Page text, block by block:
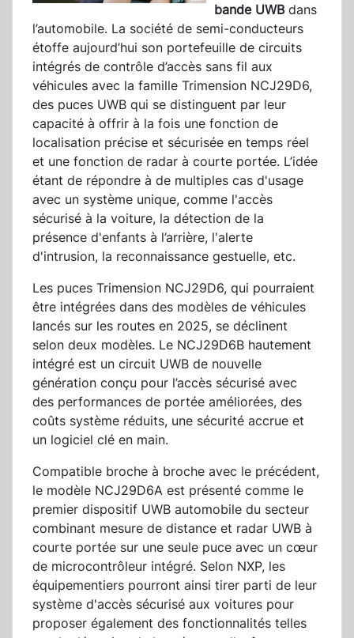
bande UWBdans
l’automobile. La société de semi-conducteurs
étoffe aujourd’hui son portefeuille de circuits
intégrés de contrôle d’accès sans fil aux
véhicules avec la famille Trimension NCJ29D6,
des puces UWB qui se distinguent par leur
capacité à offrir à la fois une fonction de
localisation précise et sécurisée en temps réel
et une fonction de radar à courte portée. L’idée
étant de répondre à de multiples cas d'usage
avec un système unique, comme l'accès
sécurisé à la voiture, la détection de la
présence d'enfants à l’arrière, l'alerte
d'intrusion, la reconnaissance gestuelle, etc.
Les puces Trimension NCJ29D6, qui pourraient
être intégrées dans des modèles de véhicules
lancés sur les routes en 2025, se déclinent
selon deux modèles. Le NCJ29D6B hautement
intégré est un circuit UWB de nouvelle
génération conçu pour l’accès sécurisé avec
des performances de portée améliorées, des
coûts système réduits, une sécurité accrue et
un logiciel clé en main.
Compatible broche à broche avec le précédent,
le modèle NCJ29D6A est présenté comme le
premier dispositif UWB automobile du secteur
combinant mesure de distance et radar UWB à
courte portée sur une seule puce avec un cœur
de microcontrôleur intégré. Selon NXP, les
équipementiers pourront ainsi tirer parti de leur
système d'accès sécurisé aux voitures pour
proposer également des fonctionnalités telles